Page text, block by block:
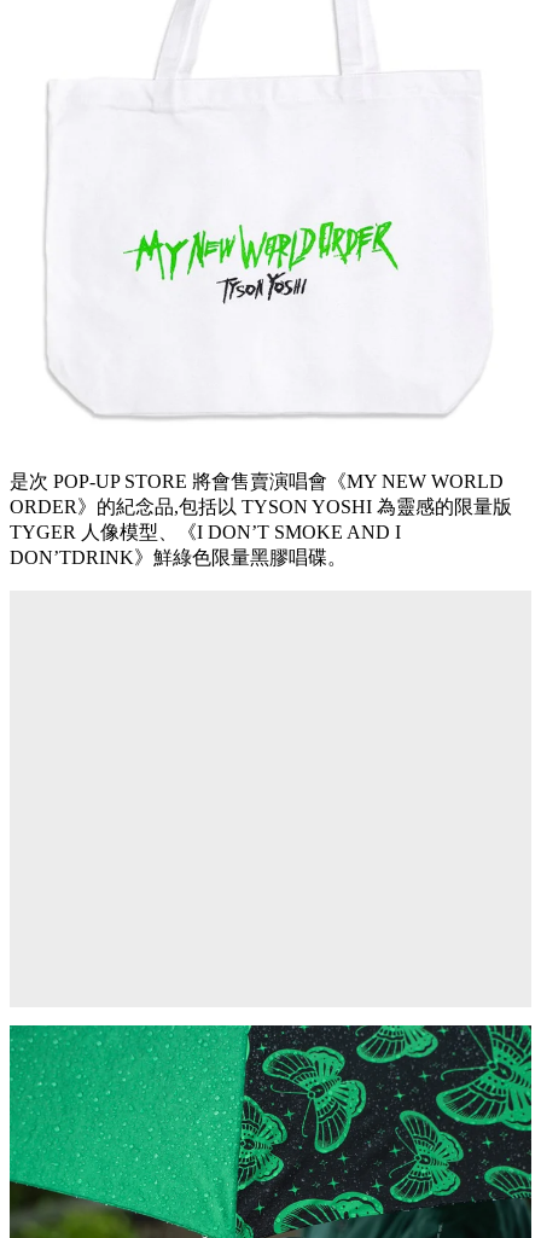
是次 POP-UP STORE 將會售賣演唱會《MY NEW WORLD
ORDER》的紀念品,包括以 TYSON YOSHI 為靈感的限量版
TYGER 人像模型、《I DON’T SMOKE AND I
DON’TDRINK》鮮綠色限量黑膠唱碟。